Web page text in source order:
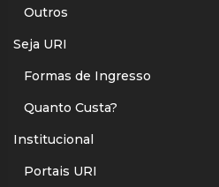
Outros
Seja URI
Formas de Ingresso
Quanto Custa?
Institucional
Portais URI